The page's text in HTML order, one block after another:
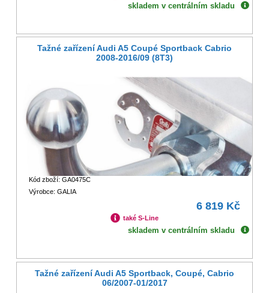
skladem v centrálním skladu
Tažné zařízení Audi A5 Coupé Sportback Cabrio
2008-2016/09 (8T3)
Kód zboží: GA0475C
Výrobce: GALIA
6 819 Kč
také S-Line
skladem v centrálním skladu
Tažné zařízení Audi A5 Sportback, Coupé, Cabrio
06/2007-01/2017